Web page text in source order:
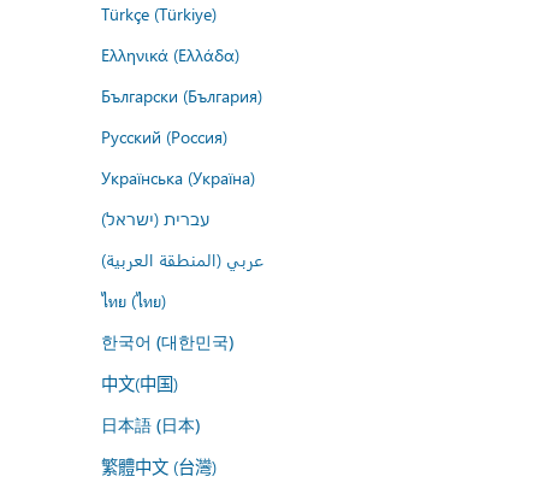
Türkçe (Türkiye)
Ελληνικά (Ελλάδα)
Български (България)
Русский (Россия)
Українська (Україна)
עברית (ישראל)
عربي (المنطقة العربية)
ไทย (ไทย)
한국어 (대한민국)
中文(中国)
日本語 (日本)
繁體中文 (台灣)